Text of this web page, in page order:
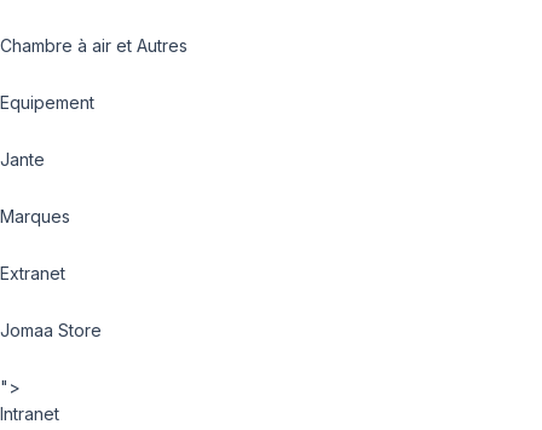
Chambre à air et Autres
Equipement
Jante
Marques
Extranet
Jomaa Store
">
Intranet